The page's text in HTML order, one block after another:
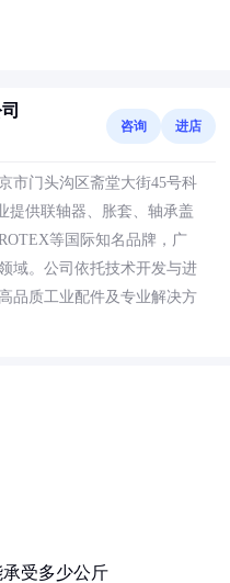
咨询 进店
市门头沟区斋堂大街45号科
提供联轴器、胀套、轴承盖
等国际知名品牌，广
域。公司依托技术开发与进
品质工业配件及专业解决方
受多少公斤